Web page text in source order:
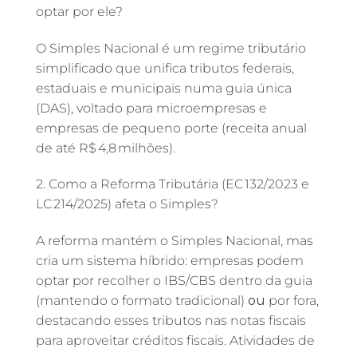
optar por ele?
O Simples Nacional é um regime tributário
simplificado que unifica tributos federais,
estaduais e municipais numa guia única
(DAS), voltado para microempresas e
empresas de pequeno porte (receita anual
de até R$ 4,8 milhões).
2. Como a Reforma Tributária (EC 132/2023 e
LC 214/2025) afeta o Simples?
A reforma mantém o Simples Nacional, mas
cria um sistema híbrido: empresas podem
optar por recolher o IBS/CBS dentro da guia
(mantendo o formato tradicional) ou por fora,
destacando esses tributos nas notas fiscais
para aproveitar créditos fiscais. Atividades de